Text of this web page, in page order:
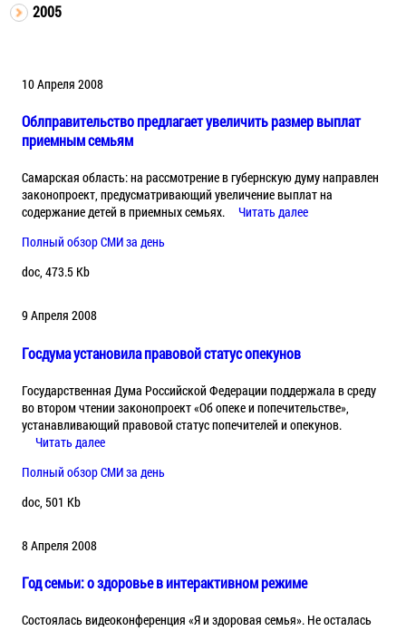
2005
10 Апреля 2008
Облправительство предлагает увеличить размер выплат
приемным семьям
Самарская область: на рассмотрение в губернскую думу направлен
законопроект, предусматривающий увеличение выплат на
содержание детей в приемных семьях.
Читать далее
Полный обзор СМИ за день
doc, 473.5 Kb
9 Апреля 2008
Госдума установила правовой статус опекунов
Государственная Дума Российской Федерации поддержала в среду
во втором чтении законопроект «Об опеке и попечительстве»,
устанавливающий правовой статус попечителей и опекунов.
Читать далее
Полный обзор СМИ за день
doc, 501 Kb
8 Апреля 2008
Год семьи: о здоровье в интерактивном режиме
Состоялась видеоконференция «Я и здоровая семья». Не осталась